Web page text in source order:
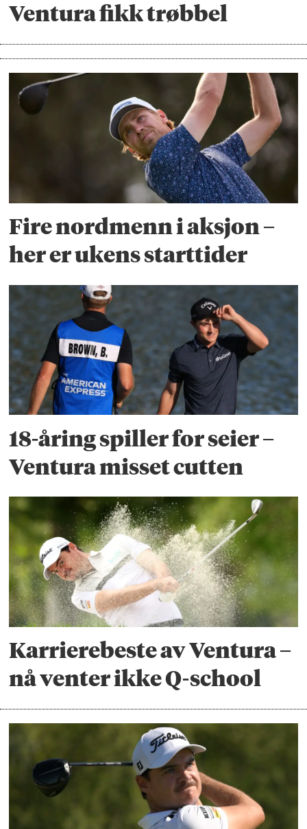
Ventura fikk trøbbel
Fire nordmenn i aksjon –
her er ukens starttider
18-åring spiller for seier –
Ventura misset cutten
Karrierebeste av Ventura –
nå venter ikke Q-school